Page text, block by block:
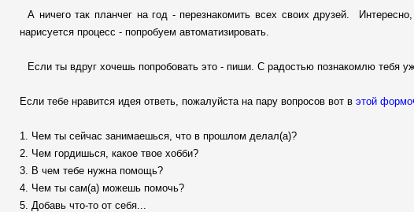
А ничего так планчег на год - перезнакомить всех своих друзей.
нарисуется процесс - попробуем автоматизировать.
Если ты вдруг хочешь попробовать это - пиши. С радостью познакомлю тебя
Если тебе нравится идея ответь, пожалуйста на пару вопросов вот в этой
1. Чем ты сейчас занимаешься, что в прошлом делал(а)?
2. Чем гордишься, какое твое хобби?
3. В чем тебе нужна помощь?
4. Чем ты сам(а) можешь помочь?
5. Добавь что-то от себя...